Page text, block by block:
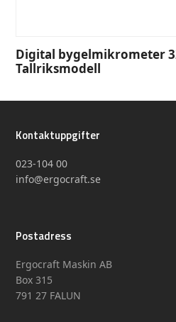
Digital bygelmikrometer
Tallriksmodell
Kontaktuppgifter
023-104 00
info@ergocraft.se
Postadress
Ergocraft Maskin AB
Box 315
791 27 FALUN